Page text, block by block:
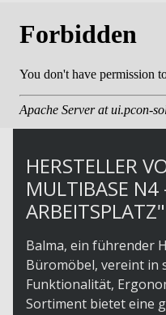
HERSTELLER
MULTIBASE N4
ARBEITSPLATZ"
Balma, ein führender
Büromöbel, vereint in
Funktionalität,
Sortiment bietet eine